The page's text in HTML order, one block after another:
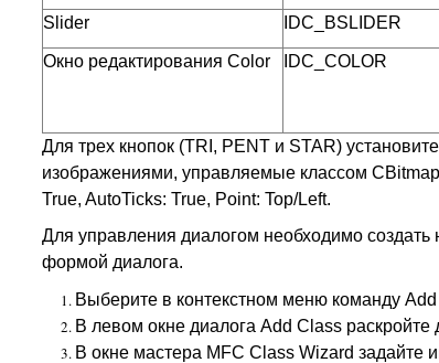
Slider IDC_BSLIDER
Окно редактирования Color IDC_COLOR
Для трех кнопок (TRI, PENT и STAR)
изображениями, управляемые классом
True, AutoTicks: True, Point: Top/Left.
Для управления диалогом необходимо
формой диалога.
Выберите в контекстном меню команду
В левом окне диалога Add Class
В окне мастера MFC Class Wizard задайте